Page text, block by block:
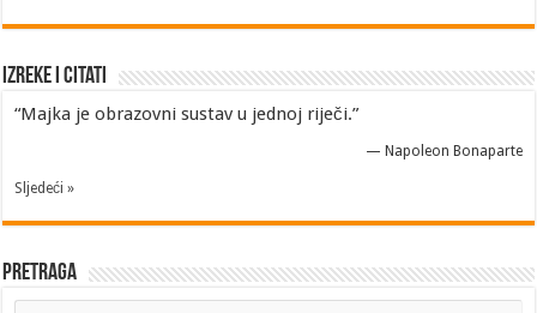
Izreke i Citati
“Majka je obrazovni sustav u jednoj riječi.”
— Napoleon Bonaparte
Sljedeći »
Pretraga